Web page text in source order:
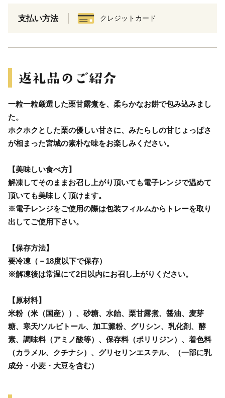
支払い方法 クレジットカード
一粒一粒厳選した栗甘露煮を、柔らかなお餅で包み込みまし
た。
ホクホクとした栗の優しい甘さに、みたらしの甘じょっぱさ
が相まった宮城の素朴な味をお楽しみください。
【美味しい食べ方】
解凍してそのままお召し上がり頂いても電子レンジで温めて
頂いても美味しく頂けます。
※電子レンジをご使用の際は包装フィルムからトレーを取り
出してご使用下さい。
【保存方法】
要冷凍（－18度以下で保存）
※解凍後は常温にて2日以内にお召し上がりください。
【原材料】
米粉（米（国産））、砂糖、水飴、栗甘露煮、醤油、麦芽
糖、寒天/ソルビトール、加工澱粉、グリシン、乳化剤、酵
素、調味料（アミノ酸等）、保存料（ポリリジン）、着色料
（カラメル、クチナシ）、グリセリンエステル、（一部に乳
成分・小麦・大豆を含む）